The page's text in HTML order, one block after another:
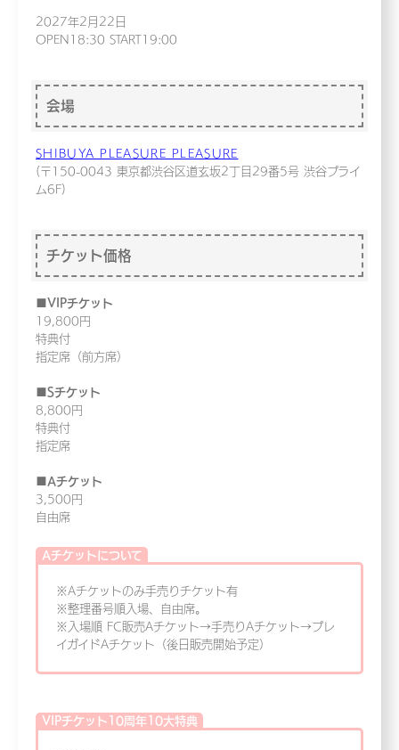
2027年2月22日
OPEN18:30 START19:00
会場
SHIBUYA PLEASURE PLEASURE
(〒150-0043 東京都渋谷区道玄坂2丁目29番5号 渋谷プライ
ム6F)
チケット価格
■VIPチケット
19,800円
特典付
指定席（前方席）
■Sチケット
8,800円
特典付
指定席
■Aチケット
3,500円
自由席
Aチケットについて
※Aチケットのみ手売りチケット有
※整理番号順入場、自由席。
※入場順 FC販売Aチケット→手売りAチケット→プレ
イガイドAチケット（後日販売開始予定）
VIPチケット10周年10大特典